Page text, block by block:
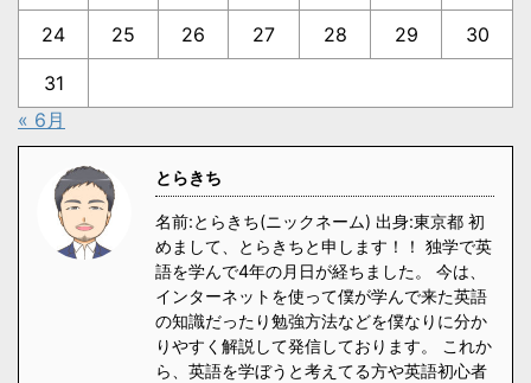
24 25 26 27 28 29 30
31
« 6月
とらきち
名前:とらきち(ニックネーム) 出身:東京都 初
めまして、とらきちと申します！！ 独学で英
語を学んで4年の月日が経ちました。 今は、
インターネットを使って僕が学んで来た英語
の知識だったり勉強方法などを僕なりに分か
りやすく解説して発信しております。 これか
ら、英語を学ぼうと考えてる方や英語初心者